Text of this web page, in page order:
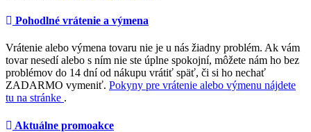
Pohodlné vrátenie a výmena
Vrátenie alebo výmena tovaru nie je u nás žiadny problém. Ak vám
tovar nesedí alebo s ním nie ste úplne spokojní, môžete nám ho bez
problémov do 14 dní od nákupu vrátiť späť, či si ho nechať
ZADARMO vymeniť. Pokyny pre vrátenie alebo výmenu nájdete
tu na stránke .
Aktuálne promoakce